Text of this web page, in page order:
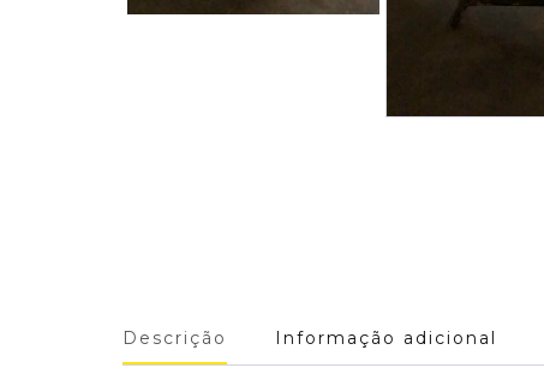
Descrição Informação adicional